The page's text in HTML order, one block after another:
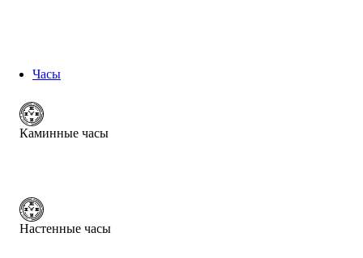
Часы
Каминные часы
Настенные часы